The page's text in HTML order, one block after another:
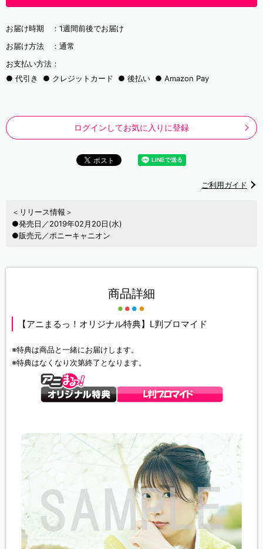
お届け時期 ： 1週間前後でお届け
お届け方法 ： 通常
お支払い方法：
代引き
クレジットカード 後払い Amazon Pay
ログインしてお気に入りに登録
ご利用ガイド
＜リリース情報＞
●発売日／2019年02月20日(水)
●販売元／ポニーキャニオン
商品詳細
【アニまるっ！オリジナル特典】L判ブロマイド
※特典は商品と一緒にお届けします。
※特典はなくなり次第終了となります。